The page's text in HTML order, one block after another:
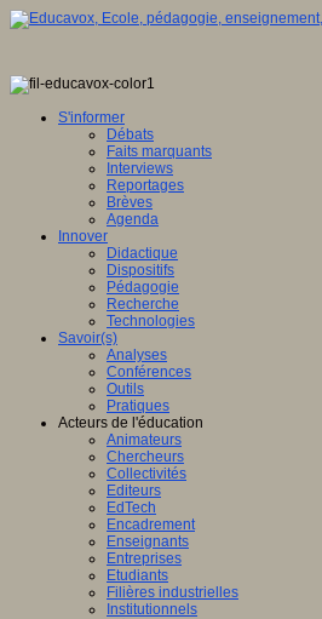
S'informer
Débats
Faits marquants
Interviews
Reportages
Brèves
Agenda
Innover
Didactique
Dispositifs
Pédagogie
Recherche
Technologies
Savoir(s)
Analyses
Conférences
Outils
Pratiques
Acteurs de l'éducation
Animateurs
Chercheurs
Collectivités
Editeurs
EdTech
Encadrement
Enseignants
Entreprises
Etudiants
Filières industrielles
Institutionnels